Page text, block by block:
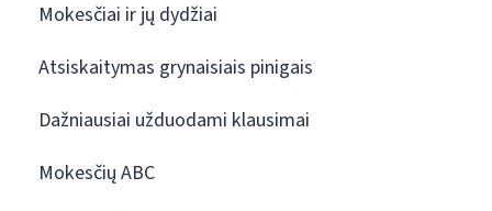
Mokesčiai ir jų dydžiai
Atsiskaitymas grynaisiais pinigais
Dažniausiai užduodami klausimai
Mokesčių ABC